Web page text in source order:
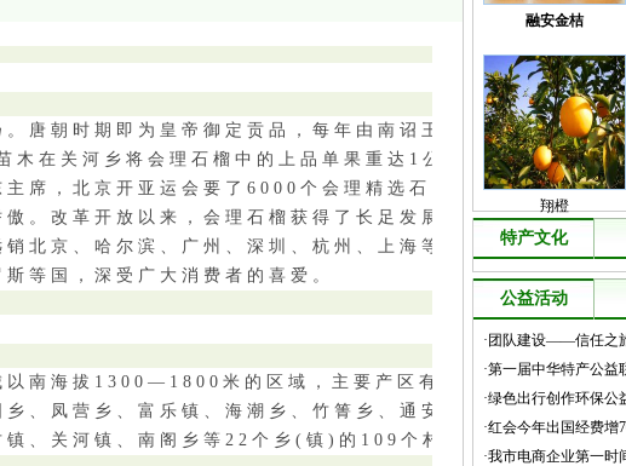
朝时期即为皇帝御定贡品，每年由南诏王送
木在关河乡将会理石榴中的上品单果重达1公斤
席，北京开亚运会要了6000个会理精选石
。改革开放以来，会理石榴获得了长足发展。
北京、哈尔滨、广州、深圳、杭州、上海等
等国，深受广大消费者的喜爱。
海拔1300—1800米的区域，主要产区有鹿
、凤营乡、富乐镇、海潮乡、竹箐乡、通安
、关河镇、南阁乡等22个乡(镇)的109个村。
融安金桔
翔橙
鹿寨蜜橙
特产文化
公益活动
·团队建设——信任之
·第一届中华特产公益
·绿色出行创作环保公
·红会今年出国经费增
·我市电商企业第一时